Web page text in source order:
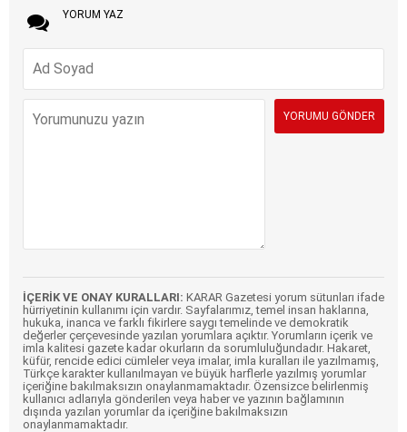
YORUM YAZ
İÇERİK VE ONAY KURALLARI: KARAR Gazetesi yorum sütunları ifade
hürriyetinin kullanımı için vardır. Sayfalarımız, temel insan haklarına,
hukuka, inanca ve farklı fikirlere saygı temelinde ve demokratik
değerler çerçevesinde yazılan yorumlara açıktır. Yorumların içerik ve
imla kalitesi gazete kadar okurların da sorumluluğundadır. Hakaret,
küfür, rencide edici cümleler veya imalar, imla kuralları ile yazılmamış,
Türkçe karakter kullanılmayan ve büyük harflerle yazılmış yorumlar
içeriğine bakılmaksızın onaylanmamaktadır. Özensizce belirlenmiş
kullanıcı adlarıyla gönderilen veya haber ve yazının bağlamının
dışında yazılan yorumlar da içeriğine bakılmaksızın
onaylanmamaktadır.